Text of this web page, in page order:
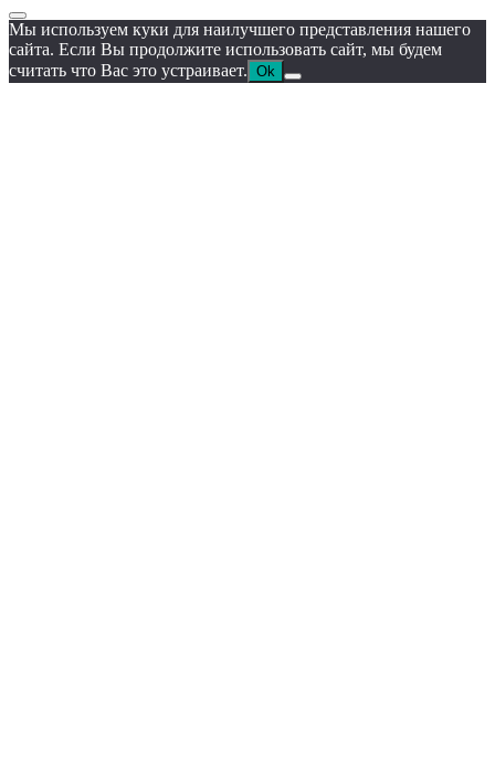
Мы используем куки для наилучшего представления нашего
сайта. Если Вы продолжите использовать сайт, мы будем
считать что Вас это устраивает. Ok